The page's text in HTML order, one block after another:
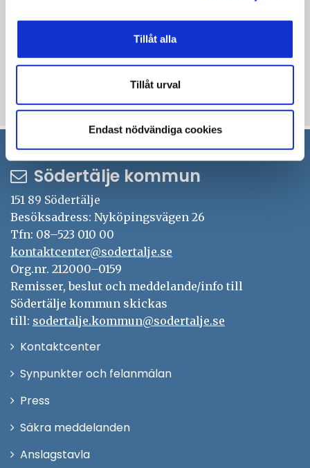
Tillåt alla
Tillåt urval
Endast nödvändiga cookies
Blev du hjälpt av informationen på den här sidan?
Södertälje kommun
151 89 Södertälje
Besöksadress: Nyköpingsvägen 26
Tfn: 08–523 010 00
kontaktcenter@sodertalje.se
Org.nr. 212000–0159
Remisser, beslut och meddelande/info till
Södertälje kommun skickas
till: sodertalje.kommun@sodertalje.se
KontaktcenterÖppna
Synpunkter och felanmälan
Press
fönster
Säkra meddelanden
Anslagstavla